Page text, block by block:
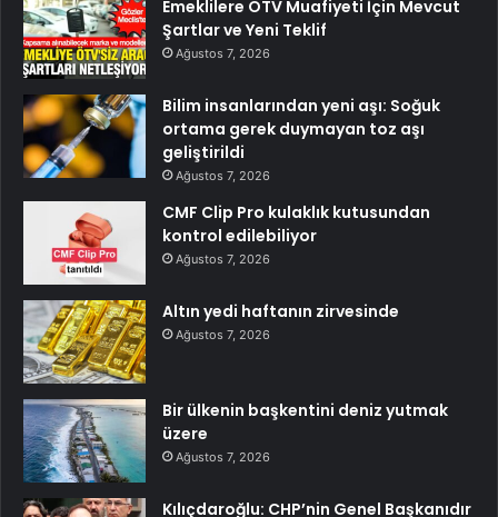
Emeklilere ÖTV Muafiyeti İçin Mevcut
Şartlar ve Yeni Teklif
Ağustos 7, 2026
Bilim insanlarından yeni aşı: Soğuk
ortama gerek duymayan toz aşı
geliştirildi
Ağustos 7, 2026
CMF Clip Pro kulaklık kutusundan
kontrol edilebiliyor
Ağustos 7, 2026
Altın yedi haftanın zirvesinde
Ağustos 7, 2026
Bir ülkenin başkentini deniz yutmak
üzere
Ağustos 7, 2026
Kılıçdaroğlu: CHP’nin Genel Başkanıdır